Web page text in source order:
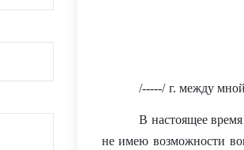
/-----/ г. между
В настоящее
не имею возможности